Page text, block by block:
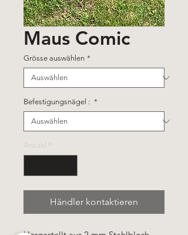
Maus Comic
Grösse auswählen *
Befestigungsnägel : *
Anzahl
Händler kontaktieren